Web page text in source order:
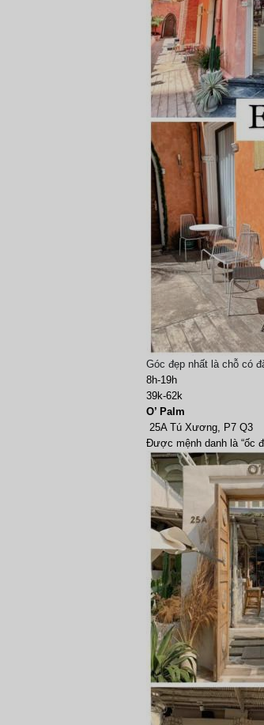
Góc đẹp nhất là chỗ có
8h-19h
39k-62k
O’ Palm
25A Tú Xương, P7 Q3
Được mệnh danh là “ốc